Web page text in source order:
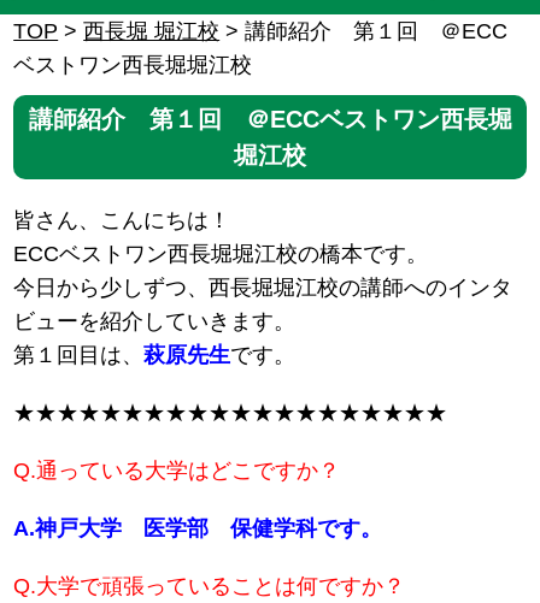
TOP >西長堀 堀江校 >講師紹介 第１回 ＠ECC
ベストワン西長堀堀江校
講師紹介 第１回 ＠ECCベストワン西長堀
堀江校
皆さん、こんにちは！
ECCベストワン西長堀堀江校の橋本です。
今日から少しずつ、西長堀堀江校の講師へのインタ
ビューを紹介していきます。
第１回目は、萩原先生です。
★★★★★★★★★★★★★★★★★★★★
Q.通っている大学はどこですか？
A.神戸大学 医学部 保健学科です。
Q.大学で頑張っていることは何ですか？